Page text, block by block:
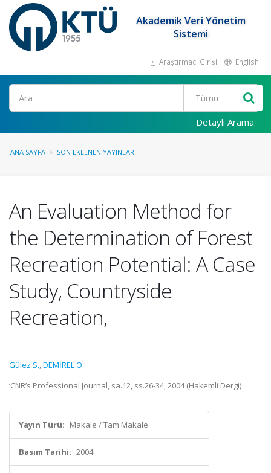
Akademik Veri Yönetim
Sistemi
Araştırmacı Girişi English
Ara
Detaylı Arama
ANA SAYFA SON EKLENEN YAYINLAR
An Evaluation Method for
the Determination of Forest
Recreation Potential: A Case
Study, Countryside
Recreation,
Gülez S.,DEMİREL Ö.
‘CNR’s Professional Journal, sa.12, ss.26-34, 2004 (Hakemli Dergi)
Yayın Türü: Makale / Tam Makale
Basım Tarihi: 2004